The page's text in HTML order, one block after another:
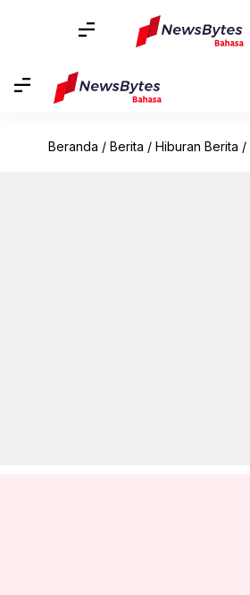
Beranda / Berita / Hiburan Berita /